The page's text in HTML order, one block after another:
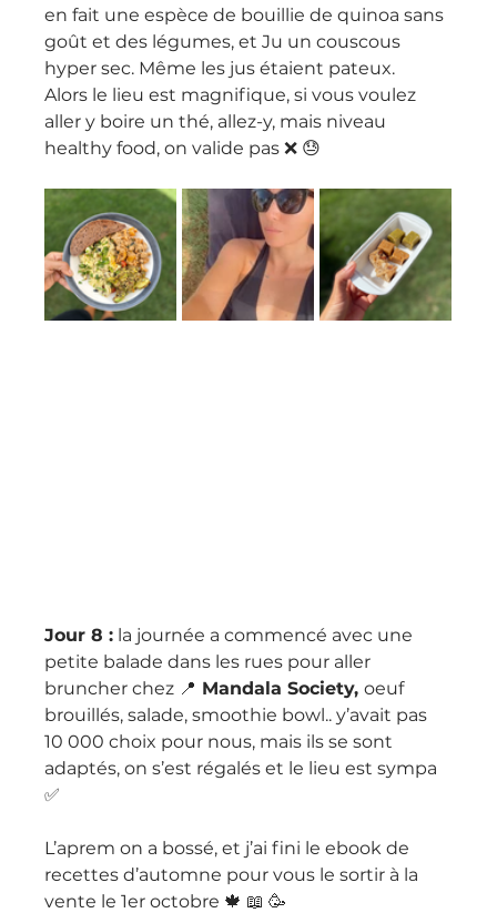
en fait une espèce de bouillie de quinoa sans
goût et des légumes, et Ju un couscous
hyper sec. Même les jus étaient pateux.
Alors le lieu est magnifique, si vous voulez
aller y boire un thé, allez-y, mais niveau
healthy food, on valide pas ❌ 😓
Jour 8 : la journée a commencé avec une
petite balade dans les rues pour aller
bruncher chez 📍 Mandala Society, oeuf
brouillés, salade, smoothie bowl.. y’avait pas
10 000 choix pour nous, mais ils se sont
adaptés, on s’est régalés et le lieu est sympa
✅
L’aprem on a bossé, et j’ai fini le ebook de
recettes d’automne pour vous le sortir à la
vente le 1er octobre 🍁 📖 🥳